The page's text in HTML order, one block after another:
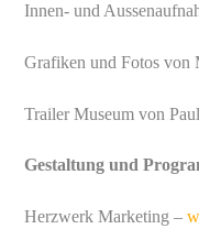
Innen- und
Grafiken und Fotos von
Trailer Museum von
Gestaltung und
Herzwerk Marketing –